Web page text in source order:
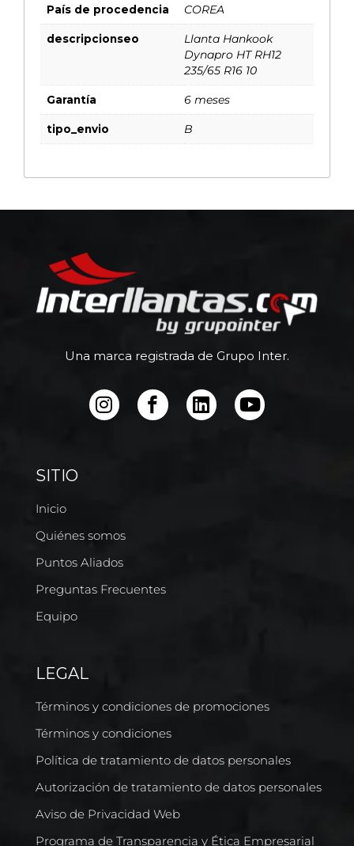
País de procedencia COREA
descripcionseo
Llanta Hankook
Dynapro HT RH12
235/65 R16 10
Garantía 6 meses
tipo_envio B
Una marca registrada de Grupo Inter.
SITIO
Inicio
Quiénes somos
Puntos Aliados
Preguntas Frecuentes
Equipo
LEGAL
Términos y condiciones de promociones
Términos y condiciones
Política de tratamiento de datos personales
Autorización de tratamiento de datos personales
Aviso de Privacidad Web
Programa de Transparencia y Ética Empresarial